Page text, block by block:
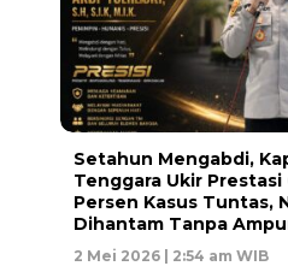
Setahun Mengabdi,
Tenggara Ukir Prestasi
Persen Kasus Tuntas,
Dihantam Tanpa
2 Mei 2026 | 2:54 am WIB